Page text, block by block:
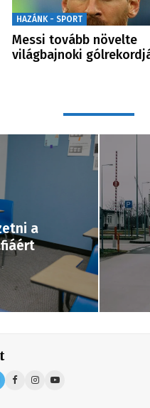
HAZÁNK - SPORT
Messi tovább növelte
világbajnoki
a